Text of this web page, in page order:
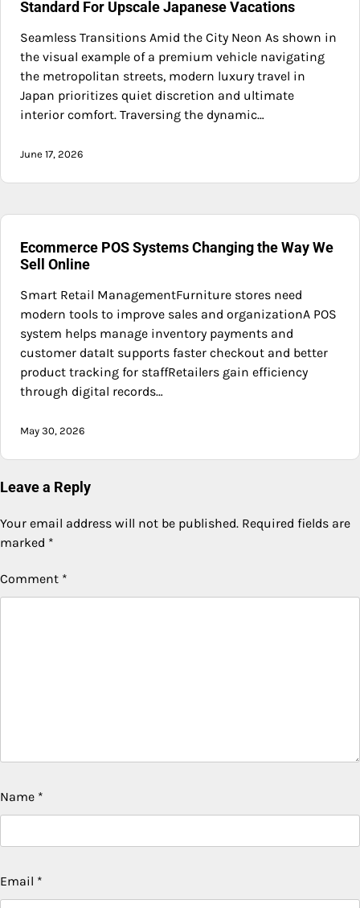
Standard For Upscale Japanese Vacations
Seamless Transitions Amid the City Neon As shown in
the visual example of a premium vehicle navigating
the metropolitan streets, modern luxury travel in
Japan prioritizes quiet discretion and ultimate
interior comfort. Traversing the dynamic…
June 17, 2026
Ecommerce POS Systems Changing the Way We
Sell Online
Smart Retail ManagementFurniture stores need
modern tools to improve sales and organizationA POS
system helps manage inventory payments and
customer dataIt supports faster checkout and better
product tracking for staffRetailers gain efficiency
through digital records…
May 30, 2026
Leave a Reply
Your email address will not be published. Required fields are
marked *
Comment *
Name *
Email *